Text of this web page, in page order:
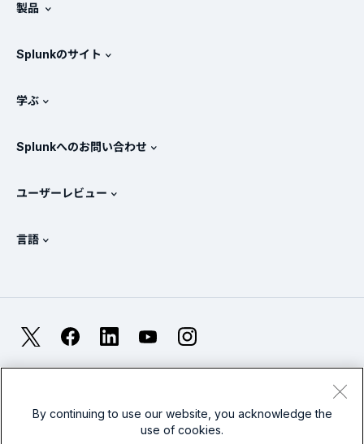
Splunkと他社製品の比較
ニュースルーム
Splunkによる保護
SURGe
製品
価格
すべての製品を見る
Splunkのサイト
トレーニングと認定
Splunkストア
学ぶ
OpenTelemetryの概要
SOCのメトリクス
信頼性メトリクス
2026年のIT/テクノロジーへの支出
Splunkへのお問い合わせ
ユーザーレビュー
言語
Deutsch
Français
한국어
简体中文
FacebookLinkedIn YouTubeInstagram
Cookies
利用規約(英語) Modern Slavery
By continuing to use our website, you acknowledge the
use of cookies.